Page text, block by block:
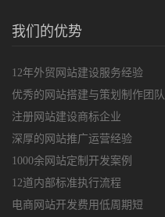
我们的优势
12年外贸网站建设服务经验
优秀的网站搭建与策划制作团队
注册网站建设商标企业
深厚的网站推广运营经验
1000余网站定制开发案例
12道内部标准执行流程
电商网站开发费用低周期短